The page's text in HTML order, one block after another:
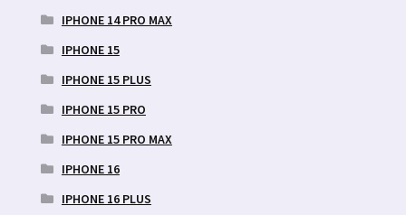
IPHONE 14 PRO MAX
IPHONE 15
IPHONE 15 PLUS
IPHONE 15 PRO
IPHONE 15 PRO MAX
IPHONE 16
IPHONE 16 PLUS